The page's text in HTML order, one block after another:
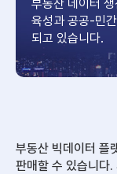
부동산 데이터 생
육성과 공공-민
되고 있습니다.
부동산 빅데이터 플
판매할 수 있습니다.